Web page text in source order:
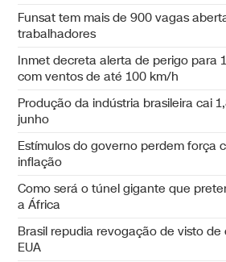
Funsat tem mais de 900 vagas
trabalhadores
Inmet decreta alerta de perigo para
com ventos de até 100 km/h
Produção da indústria brasileira cai
junho
Estímulos do governo perdem força
inflação
Como será o túnel gigante que
a África
Brasil repudia revogação de visto
EUA